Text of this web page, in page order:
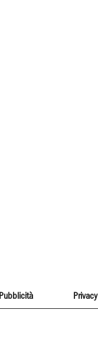
Pubblicità Privacy